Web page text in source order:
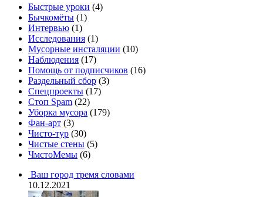
Быстрые уроки (4)
Бычкомёты (1)
Интервью (1)
Исследования (1)
Мусорные инсталяции (10)
Наблюдения (17)
Помощь от подписчиков (16)
Раздельный сбор (3)
Спецпроекты (17)
Стоп Spam (22)
Уборка мусора (179)
Фан-арт (3)
Чисто-тур (30)
Чистые стены (5)
ЧмстоМемы (6)
Ваш город тремя словами
10.12.2021